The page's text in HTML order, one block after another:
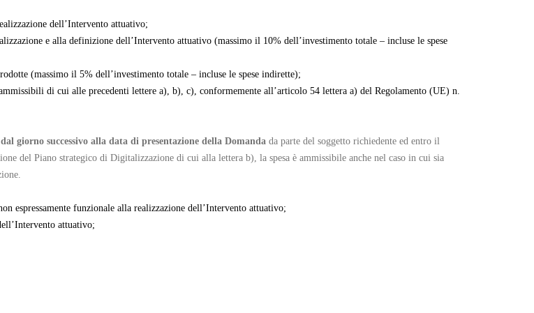
dell’Intervento attuativo;
e alla definizione dell’Intervento attuativo (massimo il 10% dell’investimento totale – incluse le spese
(massimo il 5% dell’investimento totale – incluse le spese indirette);
di cui alle precedenti lettere a), b), c), conformemente all’articolo 54 lettera a) del Regolamento (UE) n.
giorno successivo alla data di presentazione della Domanda da parte del soggetto richiedente ed entro il
del Piano strategico di Digitalizzazione di cui alla lettera b), la spesa è ammissibile anche nel caso in cui sia
espressamente funzionale alla realizzazione dell’Intervento attuativo;
attuativo;